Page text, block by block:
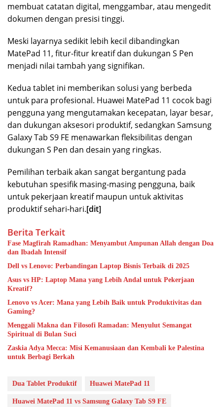
membuat catatan digital, menggambar, atau mengedit
dokumen dengan presisi tinggi.
Meski layarnya sedikit lebih kecil dibandingkan
MatePad 11, fitur-fitur kreatif dan dukungan S Pen
menjadi nilai tambah yang signifikan.
Kedua tablet ini memberikan solusi yang berbeda
untuk para profesional. Huawei MatePad 11 cocok bagi
pengguna yang mengutamakan kecepatan, layar besar,
dan dukungan aksesori produktif, sedangkan Samsung
Galaxy Tab S9 FE menawarkan fleksibilitas dengan
dukungan S Pen dan desain yang ringkas.
Pemilihan terbaik akan sangat bergantung pada
kebutuhan spesifik masing-masing pengguna, baik
untuk pekerjaan kreatif maupun untuk aktivitas
produktif sehari-hari.[dit]
Berita Terkait
Fase Magfirah Ramadhan: Menyambut Ampunan Allah dengan Doa
dan Ibadah Intensif
Dell vs Lenovo: Perbandingan Laptop Bisnis Terbaik di 2025
Asus vs HP: Laptop Mana yang Lebih Andal untuk Pekerjaan
Kreatif?
Lenovo vs Acer: Mana yang Lebih Baik untuk Produktivitas dan
Gaming?
Menggali Makna dan Filosofi Ramadan: Menyulut Semangat
Spiritual di Bulan Suci
Zaskia Adya Mecca: Misi Kemanusiaan dan Kembali ke Palestina
untuk Berbagi Berkah
Dua Tablet Produktif Huawei MatePad 11
Huawei MatePad 11 vs Samsung Galaxy Tab S9 FE